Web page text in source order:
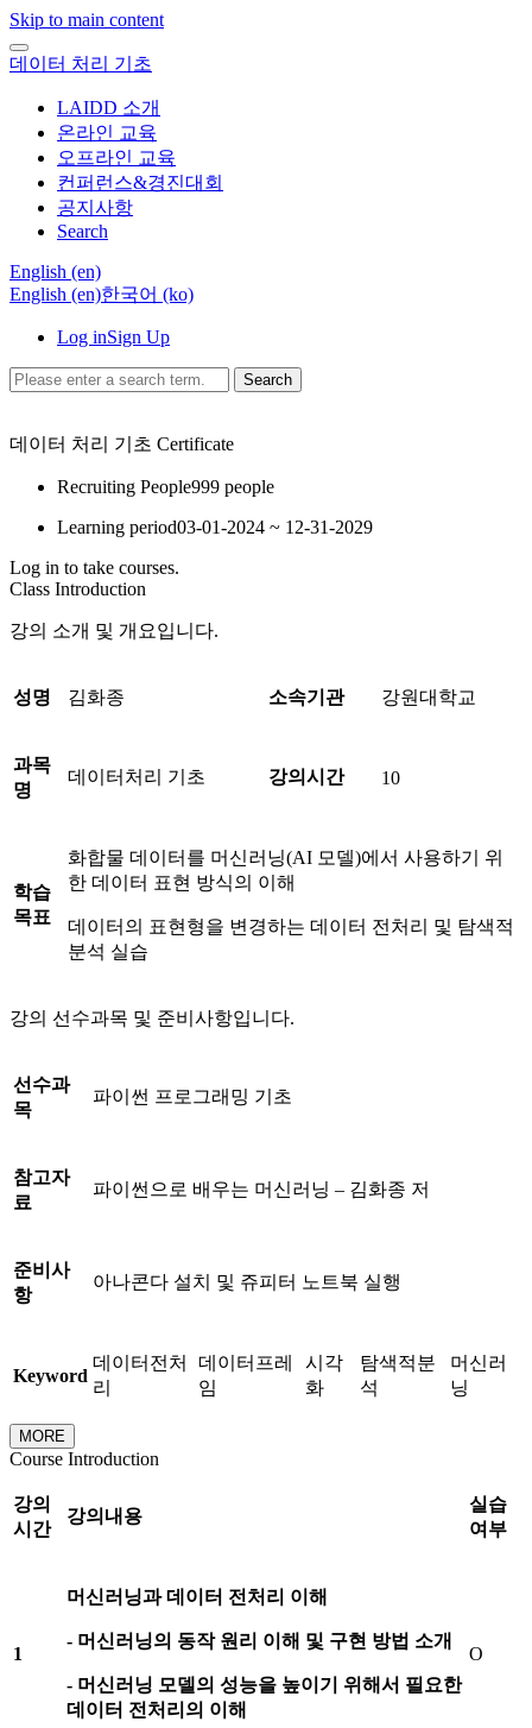
Skip to main content
데이터 처리 기초
LAIDD 소개
온라인 교육
오프라인 교육
컨퍼런스&경진대회
공지사항
Search
English ‎(en)‎
English ‎(en)‎한국어 ‎(ko)‎
Log inSign Up
Search
데이터 처리 기초 Certificate
Recruiting People999 people
Learning period03-01-2024 ~ 12-31-2029
Log in to take courses.
Class Introduction
강의 소개 및 개요입니다.
성명 김화종 소속기관 강원대학교
과목
명
데이터처리 기초 강의시간 10
학습
목표
화합물 데이터를 머신러닝(AI 모델)에서 사용하기 위
한 데이터 표현 방식의 이해
데이터의 표현형을 변경하는 데이터 전처리 및 탐색적
분석 실습
강의 선수과목 및 준비사항입니다.
선수과
목
파이썬 프로그래밍 기초
참고자
료
파이썬으로 배우는 머신러닝 – 김화종 저
준비사
항
아나콘다 설치 및 쥬피터 노트북 실행
Keyword
데이터전처
리
데이터프레
임
시각
화
탐색적분
석
머신러
닝
MORE
Course Introduction
강의
시간
강의내용
실습
여부
1
머신러닝과 데이터 전처리 이해
- 머신러닝의 동작 원리 이해 및 구현 방법 소개
- 머신러닝 모델의 성능을 높이기 위해서 필요한
데이터 전처리의 이해
O